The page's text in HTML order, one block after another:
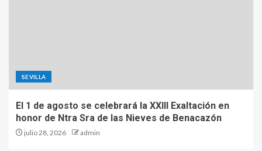
SEVILLA
El 1 de agosto se celebrará la XXIII Exaltación en
honor de Ntra Sra de las Nieves de Benacazón
julio 28, 2026 admin